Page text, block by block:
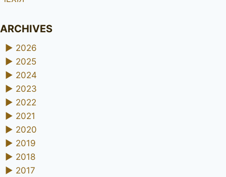
ARCHIVES
► 2026
► 2025
► 2024
► 2023
► 2022
► 2021
► 2020
► 2019
► 2018
► 2017